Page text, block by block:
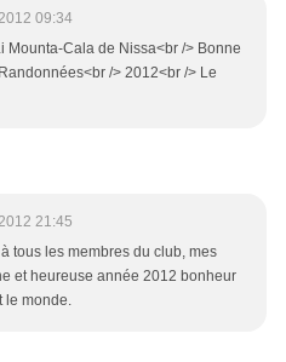
09:34
Mounta-Cala de Nissa<br /> Bonne
/> 2012<br /> Le
21:45
tous les membres du club, mes
et heureuse année 2012 bonheur
le monde.